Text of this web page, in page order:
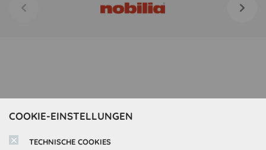
COOKIE-EINSTELLUNGEN
TECHNISCHE COOKIES